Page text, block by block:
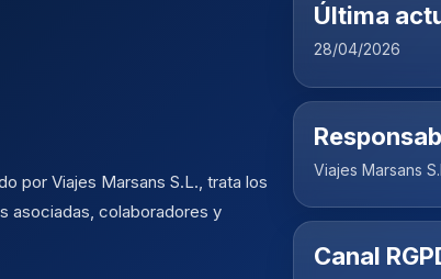
por Viajes Marsans S.L., trata los
asociadas, colaboradores y
Última
28/04/2026
Viajes Marsans
Canal